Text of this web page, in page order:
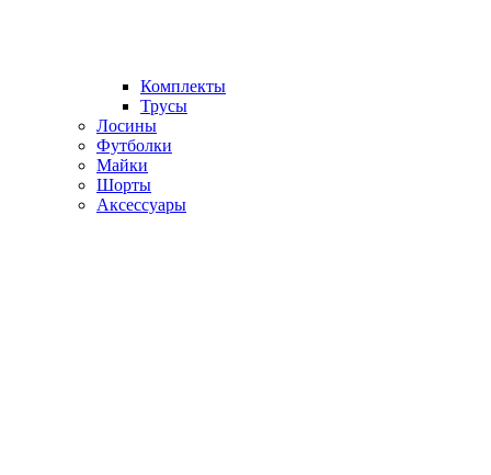
Комплекты
Трусы
Лосины
Футболки
Майки
Шорты
Аксессуары